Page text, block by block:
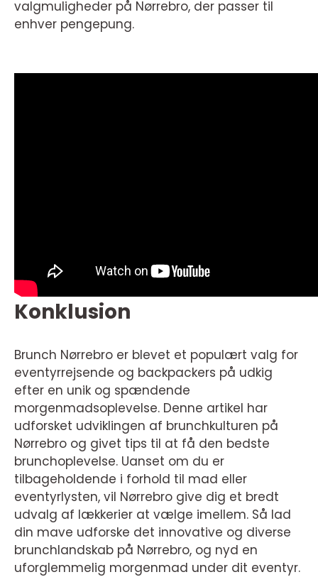
valgmuligheder på Nørrebro, der passer til
enhver pengepung.
Konklusion
Brunch Nørrebro er blevet et populært valg for
eventyrrejsende og backpackers på udkig
efter en unik og spændende
morgenmadsoplevelse. Denne artikel har
udforsket udviklingen af brunchkulturen på
Nørrebro og givet tips til at få den bedste
brunchoplevelse. Uanset om du er
tilbageholdende i forhold til mad eller
eventyrlysten, vil Nørrebro give dig et bredt
udvalg af lækkerier at vælge imellem. Så lad
din mave udforske det innovative og diverse
brunchlandskab på Nørrebro, og nyd en
uforglemmelig morgenmad under dit eventyr.